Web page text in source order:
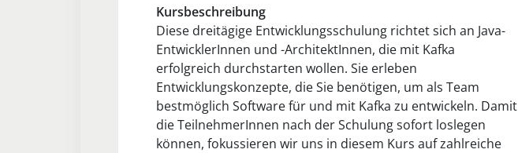
Kursbeschreibung
Diese dreitägige Entwicklungsschulung richtet sich an Java-
EntwicklerInnen und -ArchitektInnen, die mit Kafka
erfolgreich durchstarten wollen. Sie erleben
Entwicklungskonzepte, die Sie benötigen, um als Team
bestmöglich Software für und mit Kafka zu entwickeln. Damit
die TeilnehmerInnen nach der Schulung sofort loslegen
können, fokussieren wir uns in diesem Kurs auf zahlreiche